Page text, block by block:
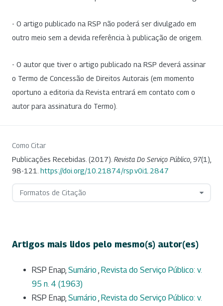
- O artigo publicado na RSP não poderá ser divulgado em
outro meio sem a devida referência à publicação de origem.
- O autor que tiver o artigo publicado na RSP deverá assinar
o Termo de Concessão de Direitos Autorais (em momento
oportuno a editoria da Revista entrará em contato com o
autor para assinatura do Termo).
Como Citar
Publicações Recebidas. (2017). Revista Do Serviço Público 97(1),
98-121. https://doi.org/10.21874/rsp.v0i1.2847
Formatos de Citação
Artigos mais lidos pelo mesmo(s) autor(es)
RSP Enap, Sumário Revista do Serviço Público: v.
95 n. 4 (1963)
RSP Enap, Sumário Revista do Serviço Público: v.